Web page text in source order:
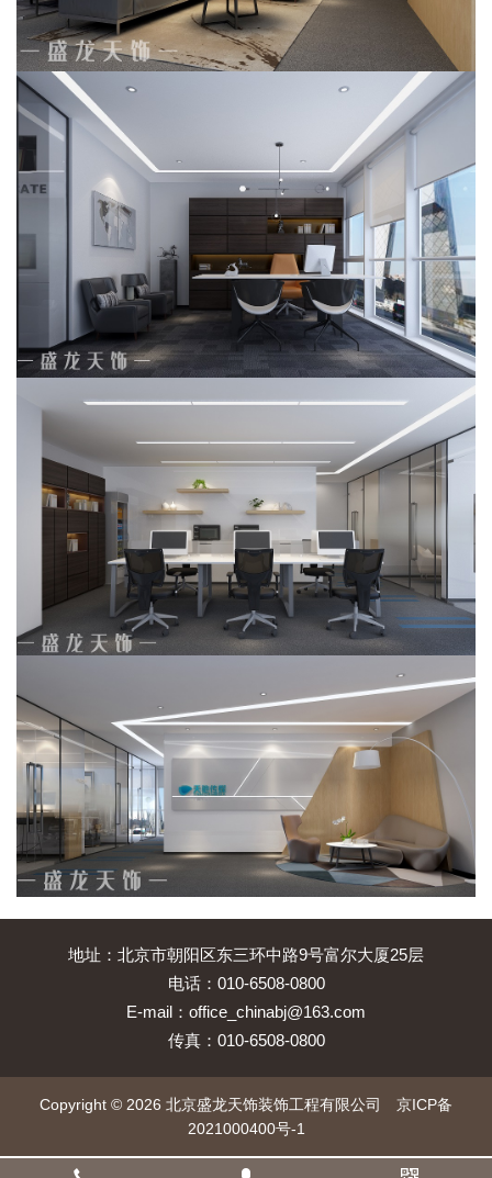
地址：北京市朝阳区东三环中路9号富尔大厦25层
电话：010-6508-0800
E-mail：office_chinabj@163.com
传真：010-6508-0800
Copyright © 2026 北京盛龙天饰装饰工程有限公司 京ICP备
2021000400号-1